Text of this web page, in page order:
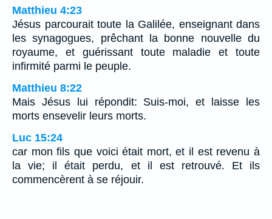
Matthieu 4:23
Jésus parcourait toute la Galilée, enseignant dans
les synagogues, prêchant la bonne nouvelle du
royaume, et guérissant toute maladie et toute
infirmité parmi le peuple.
Matthieu 8:22
Mais Jésus lui répondit: Suis-moi, et laisse les
morts ensevelir leurs morts.
Luc 15:24
car mon fils que voici était mort, et il est revenu à
la vie; il était perdu, et il est retrouvé. Et ils
commencèrent à se réjouir.